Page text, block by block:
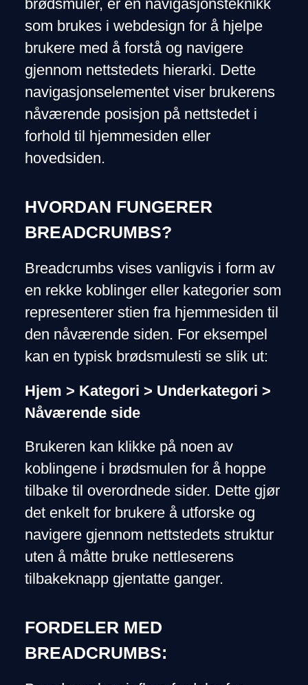
brødsmuler, er en navigasjonsteknikk
som brukes i webdesign for å hjelpe
brukere med å forstå og navigere
gjennom nettstedets hierarki. Dette
navigasjonselementet viser brukerens
nåværende posisjon på nettstedet i
forhold til hjemmesiden eller
hovedsiden.
HVORDAN FUNGERER
BREADCRUMBS?
Breadcrumbs vises vanligvis i form av
en rekke koblinger eller kategorier som
representerer stien fra hjemmesiden til
den nåværende siden. For eksempel
kan en typisk brødsmulesti se slik ut:
Hjem > Kategori > Underkategori >
Nåværende side
Brukeren kan klikke på noen av
koblingene i brødsmulen for å hoppe
tilbake til overordnede sider. Dette gjør
det enkelt for brukere å utforske og
navigere gjennom nettstedets struktur
uten å måtte bruke nettleserens
tilbakeknapp gjentatte ganger.
FORDELER MED
BREADCRUMBS: